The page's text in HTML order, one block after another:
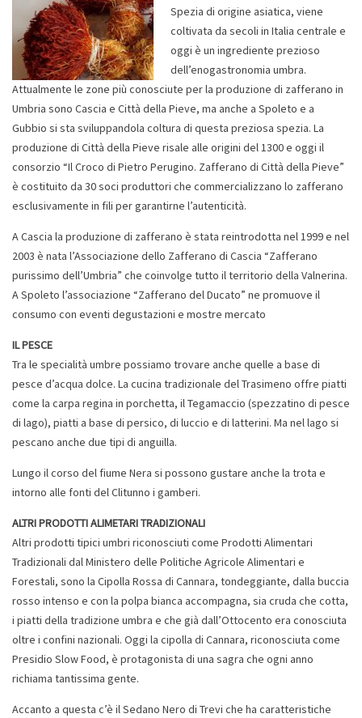
Spezia di origine asiatica, viene
coltivata da secoli in Italia centrale e
oggi è un ingrediente prezioso
dell’enogastronomia umbra.
Attualmente le zone più conosciute per la produzione di zafferano in
Umbria sono Cascia e Città della Pieve, ma anche a Spoleto e a
Gubbio si sta sviluppandola coltura di questa preziosa spezia. La
produzione di Città della Pieve risale alle origini del 1300 e oggi il
consorzio “Il Croco di Pietro Perugino. Zafferano di Città della Pieve”
è costituito da 30 soci produttori che commercializzano lo zafferano
esclusivamente in fili per garantirne l’autenticità.
A Cascia la produzione di zafferano è stata reintrodotta nel 1999 e nel
2003 è nata l’Associazione dello Zafferano di Cascia “Zafferano
purissimo dell’Umbria” che coinvolge tutto il territorio della Valnerina.
A Spoleto l’associazione “Zafferano del Ducato” ne promuove il
consumo con eventi degustazioni e mostre mercato
IL PESCE
Tra le specialità umbre possiamo trovare anche quelle a base di
pesce d’acqua dolce. La cucina tradizionale del Trasimeno offre piatti
come la carpa regina in porchetta, il Tegamaccio (spezzatino di pesce
di lago), piatti a base di persico, di luccio e di latterini. Ma nel lago si
pescano anche due tipi di anguilla.
Lungo il corso del fiume Nera si possono gustare anche la trota e
intorno alle fonti del Clitunno i gamberi.
ALTRI PRODOTTI ALIMETARI TRADIZIONALI
Altri prodotti tipici umbri riconosciuti come Prodotti Alimentari
Tradizionali dal Ministero delle Politiche Agricole Alimentari e
Forestali, sono la Cipolla Rossa di Cannara, tondeggiante, dalla buccia
rosso intenso e con la polpa bianca accompagna, sia cruda che cotta,
i piatti della tradizione umbra e che già dall’Ottocento era conosciuta
oltre i confini nazionali. Oggi la cipolla di Cannara, riconosciuta come
Presidio Slow Food, è protagonista di una sagra che ogni anno
richiama tantissima gente.
Accanto a questa c’è il Sedano Nero di Trevi che ha caratteristiche